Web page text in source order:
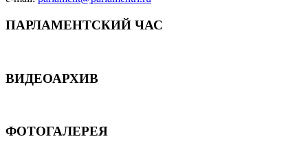
ПАРЛАМЕНТСКИЙ ЧАС
ВИДЕОАРХИВ
ФОТОГАЛЕРЕЯ